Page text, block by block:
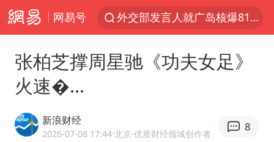
网易号
外交部发言人就广岛核爆81周年等答记者问
郑国霖回应去景区上班被保安拦下
张柏芝撑周星驰《功夫女足》
火速�...
新浪财经
2026-07-08 17:44·北京·优质财经领域创作者
8